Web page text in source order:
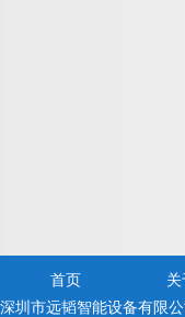
首页 关
深圳市远韬智能设备有限